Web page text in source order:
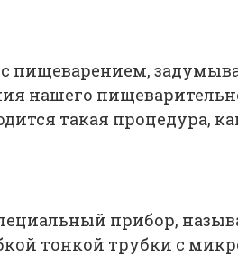
пищеварением,
нашего
такая процедура,
прибор,
тонкой трубки с